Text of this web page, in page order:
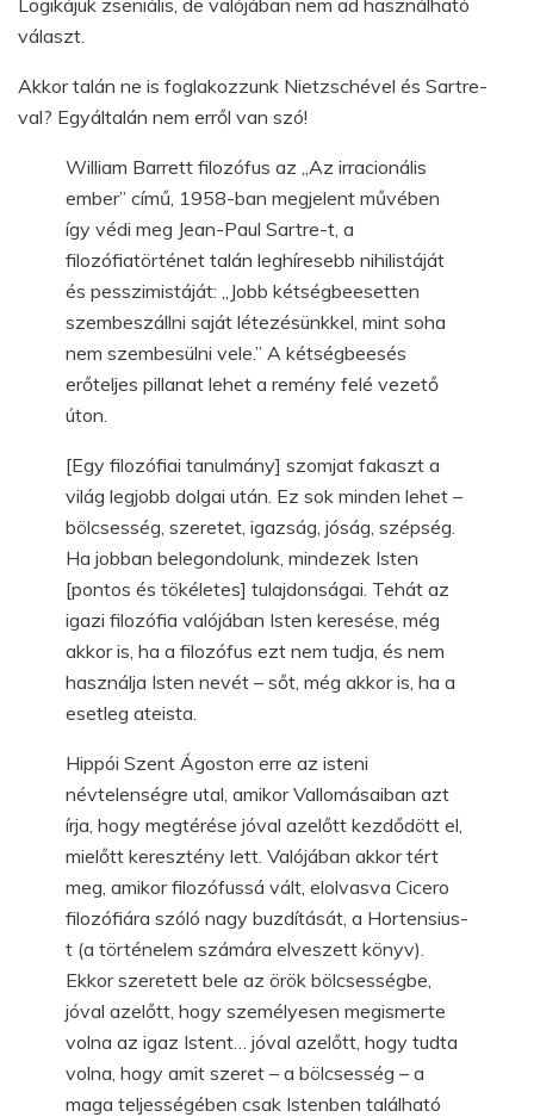
választ.
Akkor talán ne is foglakozzunk Nietzschével és Sartre-
val? Egyáltalán nem erről van szó!
William Barrett filozófus az „Az irracionális
ember” című, 1958-ban megjelent művében
így védi meg Jean-Paul Sartre-t, a
filozófiatörténet talán leghíresebb nihilistáját
és pesszimistáját: „Jobb kétségbeesetten
szembeszállni saját létezésünkkel, mint soha
nem szembesülni vele.” A kétségbeesés
erőteljes pillanat lehet a remény felé vezető
úton.
[Egy filozófiai tanulmány] szomjat fakaszt a
világ legjobb dolgai után. Ez sok minden lehet –
bölcsesség, szeretet, igazság, jóság, szépség.
Ha jobban belegondolunk, mindezek Isten
[pontos és tökéletes] tulajdonságai. Tehát az
igazi filozófia valójában Isten keresése, még
akkor is, ha a filozófus ezt nem tudja, és nem
használja Isten nevét – sőt, még akkor is, ha a
esetleg ateista.
Hippói Szent Ágoston erre az isteni
névtelenségre utal, amikor Vallomásaiban azt
írja, hogy megtérése jóval azelőtt kezdődött el,
mielőtt keresztény lett. Valójában akkor tért
meg, amikor filozófussá vált, elolvasva Cicero
filozófiára szóló nagy buzdítását, a Hortensius-
t (a történelem számára elveszett könyv).
Ekkor szeretett bele az örök bölcsességbe,
jóval azelőtt, hogy személyesen megismerte
volna az igaz Istent… jóval azelőtt, hogy tudta
volna, hogy amit szeret – a bölcsesség – a
maga teljességében csak Istenben található